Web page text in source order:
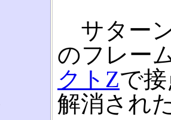
サター
のフレー
クトZで
解消され